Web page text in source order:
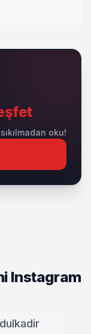
oku!
Instagram